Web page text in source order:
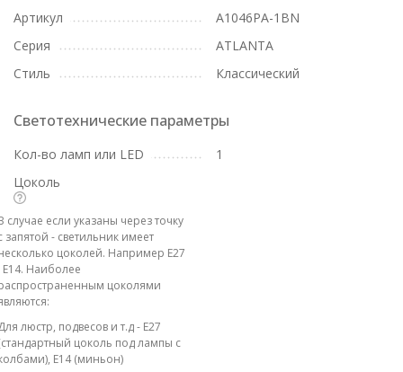
Артикул
A1046PA-1BN
Серия
ATLANTA
Стиль
Классический
Светотехнические параметры
Кол-во ламп или LED
1
Цоколь
случае если указаны через точку
запятой - светильник имеет
цоколей. Например E27
E14. Наиболее
цоколями
люстр, подвесов и т.д - E27
цоколь под лампы с
E14 (миньон)